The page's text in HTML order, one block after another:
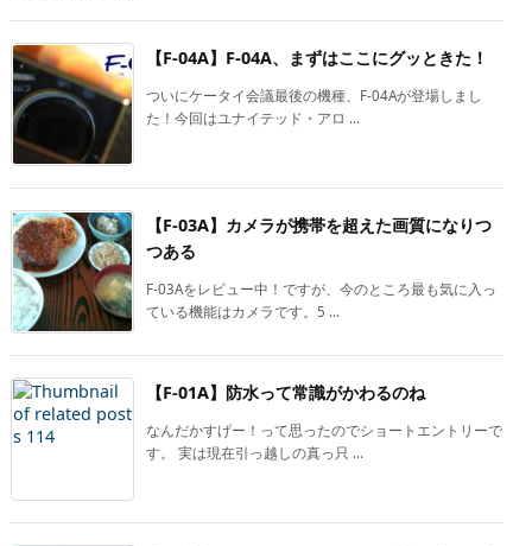
【F-04A】F-04A、まずはここにグッときた！
ついにケータイ会議最後の機種、F-04Aが登場しまし
た！今回はユナイテッド・アロ ...
【F-03A】カメラが携帯を超えた画質になりつ
つある
F-03Aをレビュー中！ですが、今のところ最も気に入っ
ている機能はカメラです。5 ...
【F-01A】防水って常識がかわるのね
なんだかすげー！って思ったのでショートエントリーで
す。 実は現在引っ越しの真っ只 ...